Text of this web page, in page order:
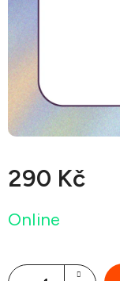
290 Kč
cena:
Online